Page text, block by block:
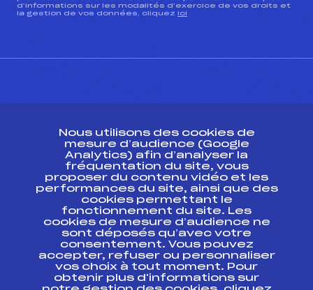
d’informations sur les modalités d’exercice de vos droits et
la gestion de vos données, cliquez ici
ESPACE PRESSE
Ressources
Pass’Neige
Projet sportif fédéral
Projet de performance fédéral
Antidopage
Pôle Développement, Formation, Suivi
Scientifique
Listes ministérielles
Nous utilisons des cookies de
mesure d’audience (Google
Analytics) afin d’analyser la
fréquentation du site, vous
proposer du contenu vidéo et les
performances du site, ainsi que des
cookies permettant le
fonctionnement du site. Les
cookies de mesure d’audience ne
sont déposés qu’avec votre
consentement. Vous pouvez
accepter, refuser ou personnaliser
vos choix à tout moment. Pour
obtenir plus d'informations sur